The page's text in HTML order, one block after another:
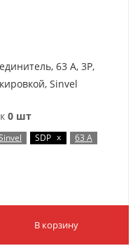
63 А, 3Р,
Sinvel
0 шт
SDP x
63 А
В корзину